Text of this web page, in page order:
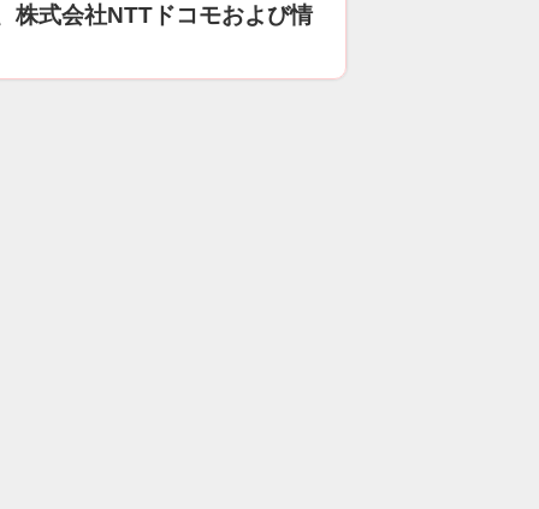
株式会社NTTドコモおよび情